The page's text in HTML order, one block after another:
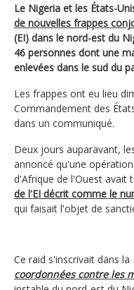
Le Nigeria et les États-
de nouvelles frappes
(EI) dans le nord-est du
46 personnes dont une
enlevées dans le sud du
Les frappes ont eu lieu
Commandement des
dans un communiqué.
Deux jours auparavant,
annoncé qu'une
d'Afrique de l'Ouest avait
de l'EI décrit comme le
qui faisait l'objet de
Ce raid s'inscrivait dans la
coordonnées contre les